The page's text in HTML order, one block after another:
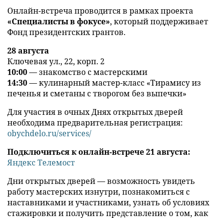
Онлайн-встреча проводится в рамках проекта
«Специалисты в фокусе», который поддерживает
Фонд президентских грантов.
28 августа
Ключевая ул., 22, корп. 2
10:00— знакомство с мастерскими
14:30— кулинарный мастер-класс «Тирамису из
печенья и сметаны с творогом без выпечки»
Для участия в очных Днях открытых дверей
необходима предварительная регистрация:
obychdelo.ru/services/
Подключиться к онлайн-встрече 21 августа:
Яндекс Телемост
Дни открытых дверей — возможность увидеть
работу мастерских изнутри, познакомиться с
наставниками и участниками, узнать об условиях
стажировки и получить представление о том, как